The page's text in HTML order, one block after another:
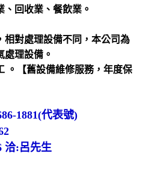
回收業、餐飲業。
相對處理設備不同，本公司為
處理設備。
。【舊設備維修服務，年度保
1881(代表號)
:呂先生
臨